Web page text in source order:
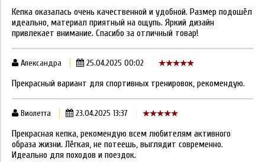
Кепка оказалась очень качественной и удобной. Размер подошёл
идеально, материал приятный на ощупь. Яркий дизайн
привлекает внимание. Спасибо за отличный товар!
Александра 25.04.2025 00:02
Прекрасный вариант для спортивных тренировок, рекомендую.
Виолетта 23.04.2025 13:37
Прекрасная кепка, рекомендую всем любителям активного
образа жизни. Лёгкая, не потеешь, выглядит современно.
Идеально для походов и поездок.